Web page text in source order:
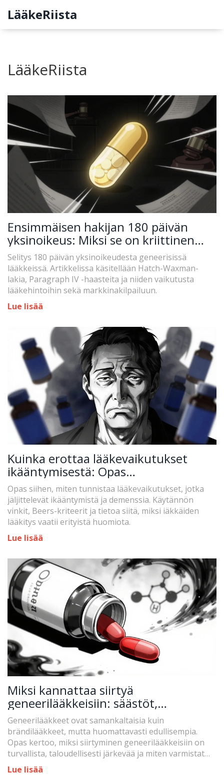
LääkeRiista
LääkeRiista
Ensimmäisen hakijan 180 päivän
yksinoikeus: Miksi se on kriittinen
lääketekniikassa?
Selitys 180 päivän yksinoikeudesta geneerisissä
lääkkeissä. Artikkelissa käsitellään Hatch-Waxman-
lakia, Paragraph IV -haasteita ja niiden vaikutusta
lääkehintoihin sekä markkinakilpailuun.
Lue lisää
Kuinka erottaa lääkevaikutukset
ikääntymisestä: Opas
seniorilääkityksen tunnistamiseen
Opas siihen, miten tunnistaa lääkevaikutukset, jotka
jäljittelevät ikääntymistä ja demenssia. Käytännön
vinkit, Beers-kriteerit ja tietoa siitä, miksi iäkkäiden
lääkitys vaatii erityistä huomiota.
Lue lisää
Miksi kannattaa siirtyä
geneerilääkkeisiin: säästöt,
turvallisuus ja todelliset hyödyt
Geneerilääkkeet ovat samankaltaisia kuin
brändilääkkeet, mutta huomattavasti edullisempia.
Opas kertoo, miksi siirtyminen geneerilääkkeisiin on
turvallista, taloudellisesti järkevää ja miten varmistat
oikean hoidon.
Lue lisää